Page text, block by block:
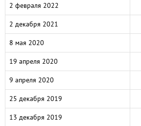
2 февраля 2022
2 декабря 2021
8 мая 2020
19 апреля 2020
9 апреля 2020
25 декабря 2019
13 декабря 2019